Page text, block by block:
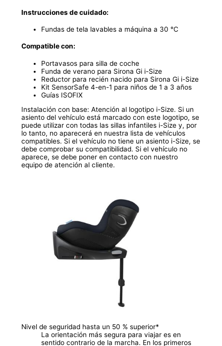
Instrucciones de cuidado:
Fundas de tela lavables a máquina a 30 °C
Compatible con:
Portavasos para silla de coche
Funda de verano para Sirona Gi i-Size
Reductor para recién nacido para Sirona Gi i-Size
Kit SensorSafe 4-en-1 para niños de 1 a 3 años
Guías ISOFIX
Instalación con base: Atención al logotipo i-Size. Si un
asiento del vehículo está marcado con este logotipo, se
puede utilizar con todas las sillas infantiles i-Size y, por
lo tanto, no aparecerá en nuestra lista de vehículos
compatibles. Si el vehículo no tiene un asiento i-Size, se
debe comprobar su compatibilidad. Si el vehículo no
aparece, se debe poner en contacto con nuestro
equipo de atención al cliente.
Nivel de seguridad hasta un 50 % superior*
La orientación más segura para viajar es en
sentido contrario de la marcha. En los primeros